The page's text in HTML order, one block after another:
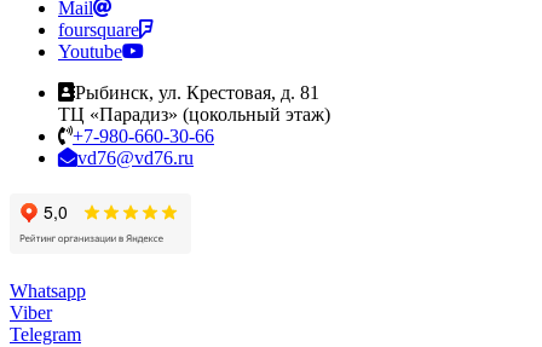
Mail
foursquare
Youtube
Рыбинск, ул. Крестовая, д. 81
ТЦ «Парадиз» (цокольный этаж)
+7-980-660-30-66
vd76@vd76.ru
Whatsapp
Viber
Telegram